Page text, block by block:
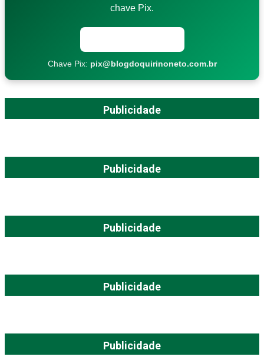
chave Pix.
Chave Pix: pix@blogdoquirinoneto.com.br
Publicidade
Publicidade
Publicidade
Publicidade
Publicidade